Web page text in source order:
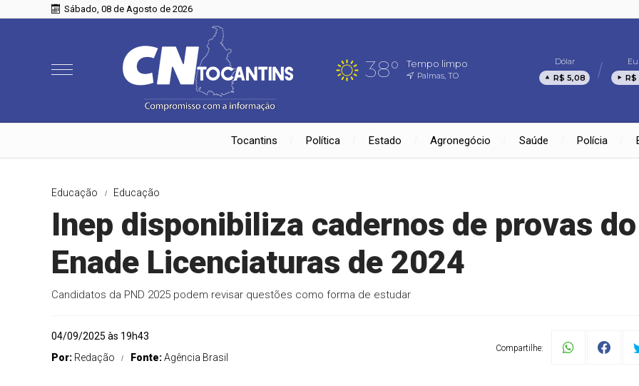
Sábado, 08 de Agosto de 2026
38° Tempo limpo
Palmas, TO
Dólar
R$ 5,08
R$
Tocantins Política Estado Agronegócio Saúde Polícia
Educação Educação
Inep disponibiliza cadernos de provas do
Enade Licenciaturas de 2024
Candidatos da PND 2025 podem revisar questões como forma de estudar
04/09/2025 às 19h43
Por: Redação Fonte:Agência Brasil
Compartilhe: